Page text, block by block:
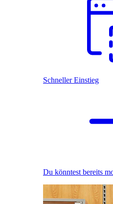
Schneller Einstieg
Du könntest bereits